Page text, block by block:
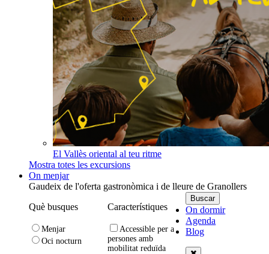
El Vallès oriental al teu ritme
Mostra totes les excursions
On menjar
Gaudeix de l'oferta gastronòmica i de lleure de Granollers
Què busques
Menjar
Oci nocturn
Característiques
Accessible per a
persones amb
mobilitat reduïda
On dormir
Agenda
Blog